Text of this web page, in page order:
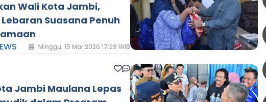
Wali Kota Jambi,
Suasana Penuh
Minggu, 15 Mar 2026 17:29 WIB
Jambi Maulana Lepas